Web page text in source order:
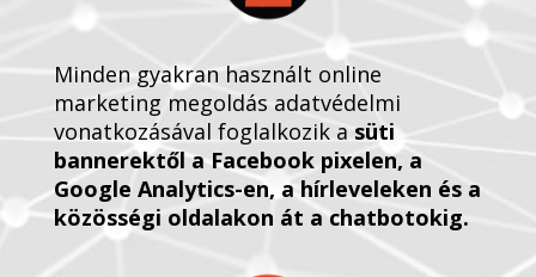
Minden gyakran használt online
marketing megoldás adatvédelmi
vonatkozásával foglalkozik a süti
bannerektől a Facebook pixelen, a
Google Analytics-en, a hírleveleken és a
közösségi oldalakon át a chatbotokig.